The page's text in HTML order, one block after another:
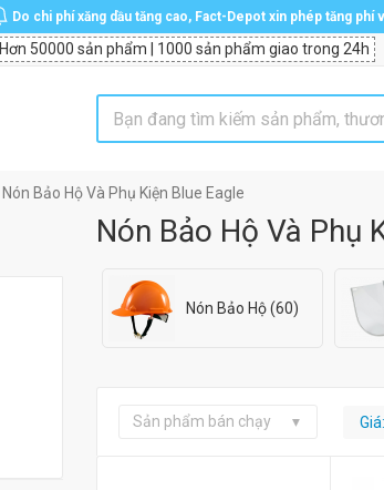
Do chi phí xăng dầu tăng cao, Fact-Depot xin phép tăng
Hơn 50000 sản phẩm | 1000 sản phẩm giao trong 24h
Nón Bảo Hộ Và Phụ Kiện Blue Eagle
Nón Bảo Hộ Và Phụ
Nón Bảo Hộ (60)
Sản phẩm bán chạy